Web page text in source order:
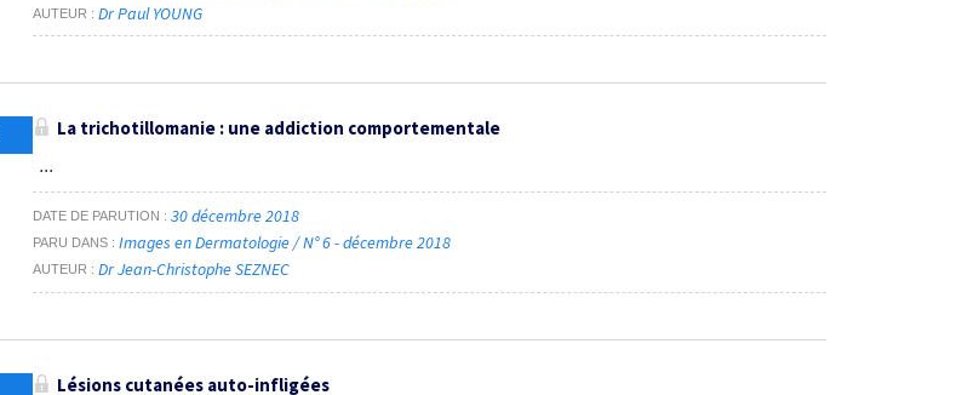
AUTEUR Dr Paul YOUNG
La trichotillomanie : une addiction comportementale
...
DATE DE PARUTION 30 décembre 2018
PARU DANS Images en Dermatologie / N° 6 - décembre 2018
AUTEUR Dr Jean-Christophe SEZNEC
Lésions cutanées auto-infligées